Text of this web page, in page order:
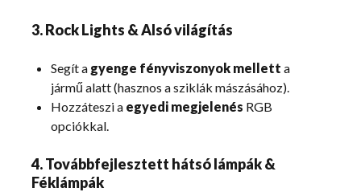
3. Rock Lights & Alsó világítás
Segít a gyenge fényviszonyok mellett a
jármű alatt (hasznos a sziklák mászásához).
Hozzáteszi a egyedi megjelenés RGB
opciókkal.
4. Továbbfejlesztett hátsó lámpák &
Féklámpák